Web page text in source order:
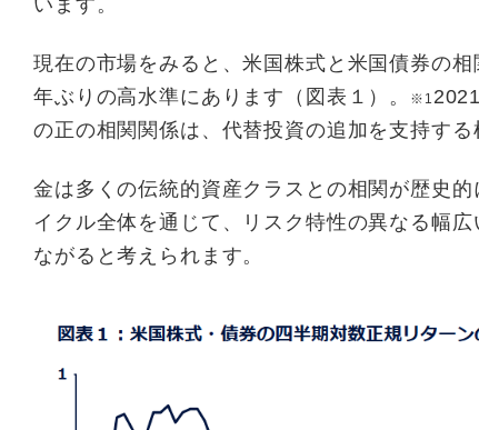
います。
現在の市場をみると、米国株式と米国債券の
年ぶりの高水準にあります（図表１）。
※1
の正の相関関係は、代替投資の追加を支持する
⾦は多くの伝統的資産クラスとの相関が歴史的
イクル全体を通じて、リスク特性の異なる幅
ながると考えられます。